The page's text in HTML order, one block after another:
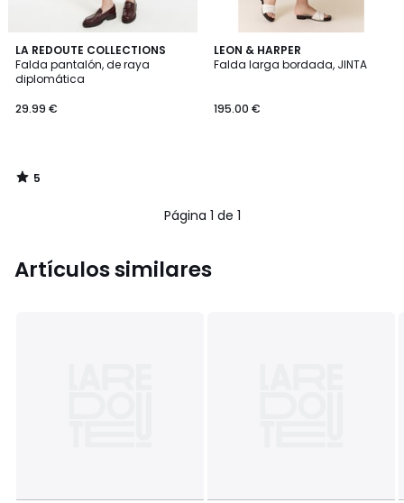
LA REDOUTE COLLECTIONS
Falda pantalón, de raya
diplomática
29.99 €
5
/
5
5
/
LEON & HARPER
Falda larga bordada, JINTA
195.00 €
Página 1 de 1
Artículos similares